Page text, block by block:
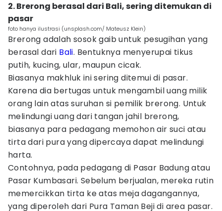
2. Brerong berasal dari Bali, sering ditemukan di
pasar
foto hanya ilustrasi (unsplash.com/ Mateusz Klein)
Brerong adalah sosok gaib untuk pesugihan yang
berasal dari Bali. Bentuknya menyerupai tikus
putih, kucing, ular, maupun cicak.
Biasanya makhluk ini sering ditemui di pasar.
Karena dia bertugas untuk mengambil uang milik
orang lain atas suruhan si pemilik brerong. Untuk
melindungi uang dari tangan jahil brerong,
biasanya para pedagang memohon air suci atau
tirta dari pura yang dipercaya dapat melindungi
harta.
Contohnya, pada pedagang di Pasar Badung atau
Pasar Kumbasari. Sebelum berjualan, mereka rutin
memercikkan tirta ke atas meja dagangannya,
yang diperoleh dari Pura Taman Beji di area pasar.